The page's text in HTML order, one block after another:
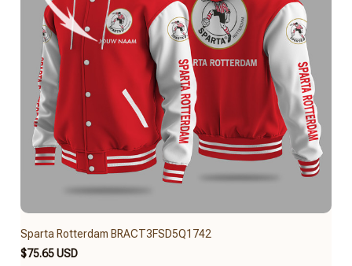
Sparta Rotterdam BRACT3FSD5Q1742
$75.65 USD